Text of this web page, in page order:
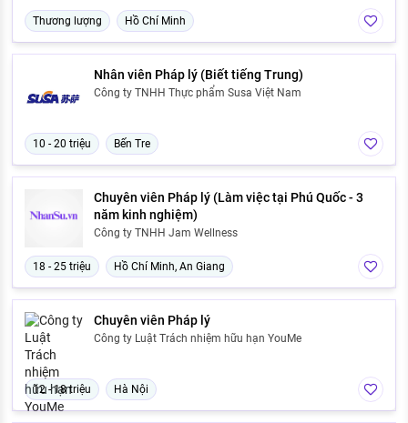
Thương lượng Hồ Chí Minh
Nhân viên Pháp lý (Biết tiếng Trung)
Công ty TNHH Thực phẩm Susa Việt Nam
10 - 20 triệu Bến Tre
Chuyên viên Pháp lý (Làm việc tại Phú Quốc - 3
năm kinh nghiệm)
Công ty TNHH Jam Wellness
18 - 25 triệu Hồ Chí Minh, An Giang
Chuyên viên Pháp lý
Công ty Luật Trách nhiệm hữu hạn YouMe
12 - 18 triệu Hà Nội